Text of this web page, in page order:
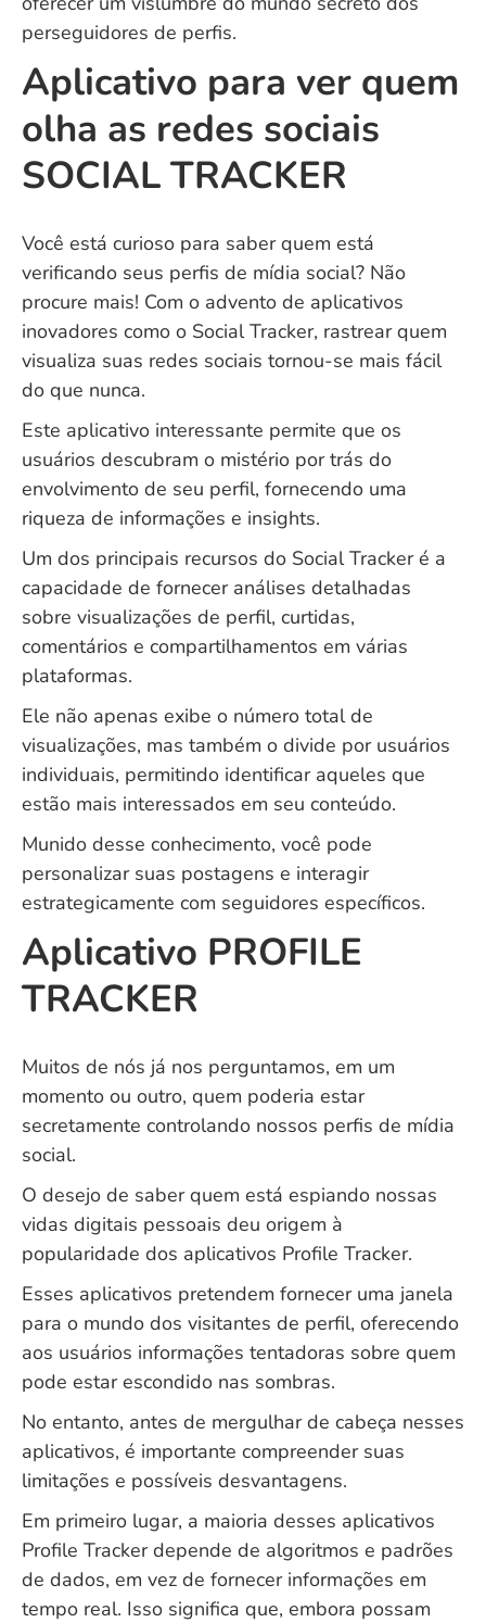
perseguidores de perfis.
Aplicativo para ver quem
olha as redes sociais
SOCIAL TRACKER
Você está curioso para saber quem está
verificando seus perfis de mídia social? Não
procure mais! Com o advento de aplicativos
inovadores como o Social Tracker, rastrear quem
visualiza suas redes sociais tornou-se mais fácil
do que nunca.
Este aplicativo interessante permite que os
usuários descubram o mistério por trás do
envolvimento de seu perfil, fornecendo uma
riqueza de informações e insights.
Um dos principais recursos do Social Tracker é a
capacidade de fornecer análises detalhadas
sobre visualizações de perfil, curtidas,
comentários e compartilhamentos em várias
plataformas.
Ele não apenas exibe o número total de
visualizações, mas também o divide por usuários
individuais, permitindo identificar aqueles que
estão mais interessados em seu conteúdo.
Munido desse conhecimento, você pode
personalizar suas postagens e interagir
estrategicamente com seguidores específicos.
Aplicativo PROFILE
TRACKER
Muitos de nós já nos perguntamos, em um
momento ou outro, quem poderia estar
secretamente controlando nossos perfis de mídia
social.
O desejo de saber quem está espiando nossas
vidas digitais pessoais deu origem à
popularidade dos aplicativos Profile Tracker.
Esses aplicativos pretendem fornecer uma janela
para o mundo dos visitantes de perfil, oferecendo
aos usuários informações tentadoras sobre quem
pode estar escondido nas sombras.
No entanto, antes de mergulhar de cabeça nesses
aplicativos, é importante compreender suas
limitações e possíveis desvantagens.
Em primeiro lugar, a maioria desses aplicativos
Profile Tracker depende de algoritmos e padrões
de dados, em vez de fornecer informações em
tempo real. Isso significa que, embora possam